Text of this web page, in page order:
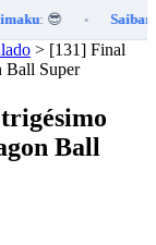
: 😎
> [131] Final
Ball Super
Ball